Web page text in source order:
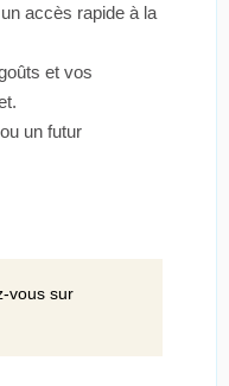
accès rapide à la
et vos
un futur
vous sur